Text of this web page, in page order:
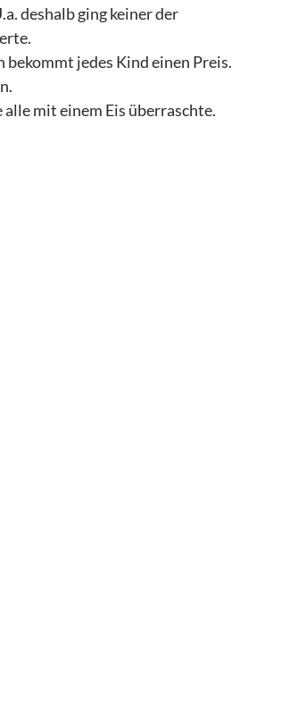
deshalb ging keiner der
bekommt jedes Kind einen Preis.
mit einem Eis überraschte.